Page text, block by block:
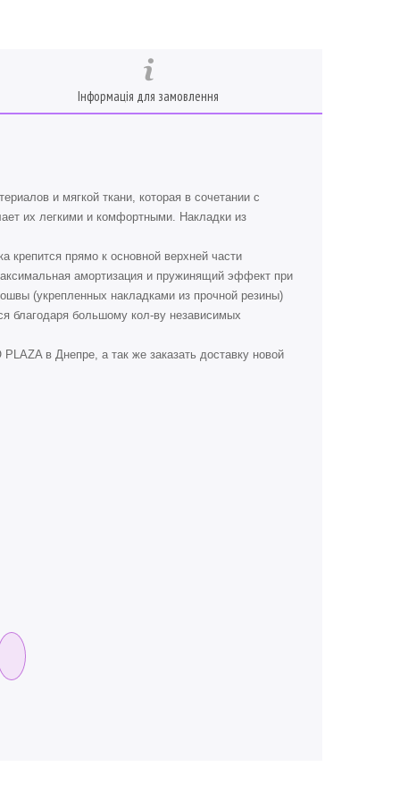
Інформація для замовлення
и мягкой ткани, которая в сочетании с
их легкими и комфортными. Накладки из
прямо к основной верхней части
амортизация и пружинящий эффект при
(укрепленных накладками из прочной резины)
благодаря большому кол-ву независимых
в Днепре, а так же заказать доставку новой